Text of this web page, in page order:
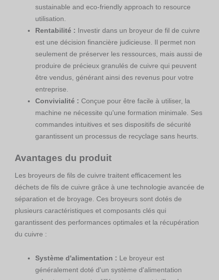
sustainable and eco-friendly approach to resource
utilisation.
Rentabilité : Investir dans un broyeur de fil de cuivre
est une décision financière judicieuse. Il permet non
seulement de préserver les ressources, mais aussi de
produire de précieux granulés de cuivre qui peuvent
être vendus, générant ainsi des revenus pour votre
entreprise.
Convivialité : Conçue pour être facile à utiliser, la
machine ne nécessite qu'une formation minimale. Ses
commandes intuitives et ses dispositifs de sécurité
garantissent un processus de recyclage sans heurts.
Avantages du produit
Les broyeurs de fils de cuivre traitent efficacement les
déchets de fils de cuivre grâce à une technologie avancée de
séparation et de broyage. Ces broyeurs sont dotés de
plusieurs caractéristiques et composants clés qui
garantissent des performances optimales et la récupération
du cuivre :
Système d'alimentation : Le broyeur est
généralement doté d'un système d'alimentation